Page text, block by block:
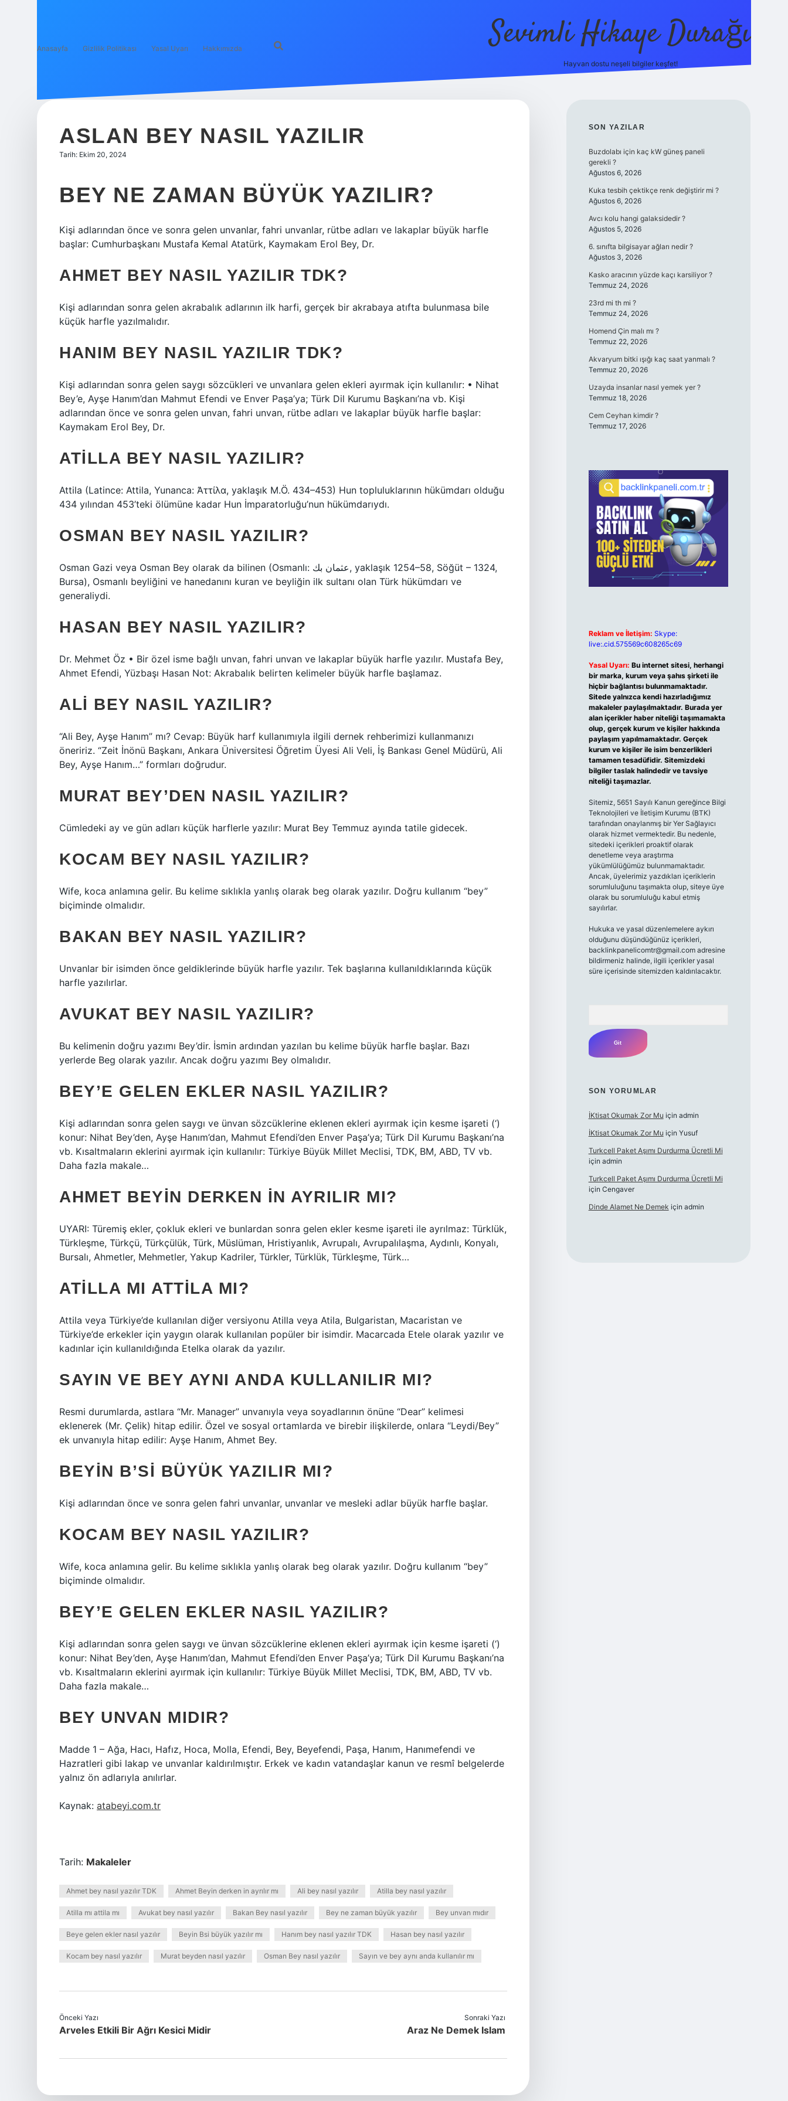
Anasayfa Gizlilik Politikası Yasal Uyarı Hakkımızda Sevimli Hikaye Durağı
Hayvan dostu neşeli bilgiler keşfet!
ASLAN BEY NASIL YAZILIR
Tarih: Ekim 20, 2024
BEY NE ZAMAN BÜYÜK YAZILIR?
Kişi adlarından önce ve sonra gelen unvanlar, fahri unvanlar, rütbe adları ve lakaplar büyük harfle
başlar: Cumhurbaşkanı Mustafa Kemal Atatürk, Kaymakam Erol Bey, Dr.
AHMET BEY NASIL YAZILIR TDK?
Kişi adlarından sonra gelen akrabalık adlarının ilk harfi, gerçek bir akrabaya atıfta bulunmasa bile
küçük harfle yazılmalıdır.
HANIM BEY NASIL YAZILIR TDK?
Kişi adlarından sonra gelen saygı sözcükleri ve unvanlara gelen ekleri ayırmak için kullanılır: • Nihat
Bey’e, Ayşe Hanım’dan Mahmut Efendi ve Enver Paşa’ya; Türk Dil Kurumu Başkanı’na vb. Kişi
adlarından önce ve sonra gelen unvan, fahri unvan, rütbe adları ve lakaplar büyük harfle başlar:
Kaymakam Erol Bey, Dr.
ATILLA BEY NASIL YAZILIR?
Attila (Latince: Attila, Yunanca: Ἀττίλα, yaklaşık M.Ö. 434–453) Hun topluluklarının hükümdarı olduğu
434 yılından 453’teki ölümüne kadar Hun İmparatorluğu’nun hükümdarıydı.
OSMAN BEY NASIL YAZILIR?
Osman Gazi veya Osman Bey olarak da bilinen (Osmanlı: عثمان بك, yaklaşık 1254–58, Söğüt – 1324,
Bursa), Osmanlı beyliğini ve hanedanını kuran ve beyliğin ilk sultanı olan Türk hükümdarı ve
generaliydi.
HASAN BEY NASIL YAZILIR?
Dr. Mehmet Öz • Bir özel isme bağlı unvan, fahri unvan ve lakaplar büyük harfle yazılır. Mustafa Bey,
Ahmet Efendi, Yüzbaşı Hasan Not: Akrabalık belirten kelimeler büyük harfle başlamaz.
ALI BEY NASIL YAZILIR?
“Ali Bey, Ayşe Hanım” mı? Cevap: Büyük harf kullanımıyla ilgili dernek rehberimizi kullanmanızı
öneririz. “Zeit İnönü Başkanı, Ankara Üniversitesi Öğretim Üyesi Ali Veli, İş Bankası Genel Müdürü, Ali
Bey, Ayşe Hanım…” formları doğrudur.
MURAT BEY’DEN NASIL YAZILIR?
Cümledeki ay ve gün adları küçük harflerle yazılır: Murat Bey Temmuz ayında tatile gidecek.
KOCAM BEY NASIL YAZILIR?
Wife, koca anlamına gelir. Bu kelime sıklıkla yanlış olarak beg olarak yazılır. Doğru kullanım “bey”
biçiminde olmalıdır.
BAKAN BEY NASIL YAZILIR?
Unvanlar bir isimden önce geldiklerinde büyük harfle yazılır. Tek başlarına kullanıldıklarında küçük
harfle yazılırlar.
AVUKAT BEY NASIL YAZILIR?
Bu kelimenin doğru yazımı Bey’dir. İsmin ardından yazılan bu kelime büyük harfle başlar. Bazı
yerlerde Beg olarak yazılır. Ancak doğru yazımı Bey olmalıdır.
BEY’E GELEN EKLER NASIL YAZILIR?
Kişi adlarından sonra gelen saygı ve ünvan sözcüklerine eklenen ekleri ayırmak için kesme işareti (‘)
konur: Nihat Bey’den, Ayşe Hanım’dan, Mahmut Efendi’den Enver Paşa’ya; Türk Dil Kurumu Başkanı’na
vb. Kısaltmaların eklerini ayırmak için kullanılır: Türkiye Büyük Millet Meclisi, TDK, BM, ABD, TV vb.
Daha fazla makale…
AHMET BEYIN DERKEN IN AYRILIR MI?
UYARI: Türemiş ekler, çokluk ekleri ve bunlardan sonra gelen ekler kesme işareti ile ayrılmaz: Türklük,
Türkleşme, Türkçü, Türkçülük, Türk, Müslüman, Hristiyanlık, Avrupalı, Avrupalılaşma, Aydınlı, Konyalı,
Bursalı, Ahmetler, Mehmetler, Yakup Kadriler, Türkler, Türklük, Türkleşme, Türk…
ATILLA MI ATTILA MI?
Attila veya Türkiye’de kullanılan diğer versiyonu Atilla veya Atila, Bulgaristan, Macaristan ve
Türkiye’de erkekler için yaygın olarak kullanılan popüler bir isimdir. Macarcada Etele olarak yazılır ve
kadınlar için kullanıldığında Etelka olarak da yazılır.
SAYIN VE BEY AYNI ANDA KULLANILIR MI?
Resmi durumlarda, astlara “Mr. Manager” unvanıyla veya soyadlarının önüne “Dear” kelimesi
eklenerek (Mr. Çelik) hitap edilir. Özel ve sosyal ortamlarda ve birebir ilişkilerde, onlara “Leydi/Bey”
ek unvanıyla hitap edilir: Ayşe Hanım, Ahmet Bey.
BEYIN B’SI BÜYÜK YAZILIR MI?
Kişi adlarından önce ve sonra gelen fahri unvanlar, unvanlar ve mesleki adlar büyük harfle başlar.
KOCAM BEY NASIL YAZILIR?
Wife, koca anlamına gelir. Bu kelime sıklıkla yanlış olarak beg olarak yazılır. Doğru kullanım “bey”
biçiminde olmalıdır.
BEY’E GELEN EKLER NASIL YAZILIR?
Kişi adlarından sonra gelen saygı ve ünvan sözcüklerine eklenen ekleri ayırmak için kesme işareti (‘)
konur: Nihat Bey’den, Ayşe Hanım’dan, Mahmut Efendi’den Enver Paşa’ya; Türk Dil Kurumu Başkanı’na
vb. Kısaltmaların eklerini ayırmak için kullanılır: Türkiye Büyük Millet Meclisi, TDK, BM, ABD, TV vb.
Daha fazla makale…
BEY UNVAN MIDIR?
Madde 1 – Ağa, Hacı, Hafız, Hoca, Molla, Efendi, Bey, Beyefendi, Paşa, Hanım, Hanımefendi ve
Hazratleri gibi lakap ve unvanlar kaldırılmıştır. Erkek ve kadın vatandaşlar kanun ve resmî belgelerde
yalnız ön adlarıyla anılırlar.
Kaynak: atabeyi.com.tr
Tarih: Makaleler
Ahmet bey nasıl yazılır TDK Ahmet Beyin derken in ayrılır mı Ali bey nasıl yazılır Atilla bey nasıl yazılır
Atilla mı attila mı Avukat bey nasıl yazılır Bakan Bey nasıl yazılır Bey ne zaman büyük yazılır Bey unvan mıdır
Beye gelen ekler nasıl yazılır Beyin Bsi büyük yazılır mı Hanım bey nasıl yazılır TDK Hasan bey nasıl yazılır
Kocam bey nasıl yazılır Murat beyden nasıl yazılır Osman Bey nasıl yazılır Sayın ve bey aynı anda kullanılır mı
Önceki Yazı
Arveles Etkili Bir Ağrı Kesici Midir
Sonraki Yazı
Araz Ne Demek Islam
SIDEBAR
SON YAZILAR
Buzdolabı için kaç kW güneş paneli
gerekli ?
Ağustos 6, 2026
Kuka tesbih çektikçe renk değiştirir mi ?
Ağustos 6, 2026
Avcı kolu hangi galaksidedir ?
Ağustos 5, 2026
6. sınıfta bilgisayar ağları nedir ?
Ağustos 3, 2026
Kasko aracının yüzde kaçı karsiliyor ?
Temmuz 24, 2026
23rd mi th mi ?
Temmuz 24, 2026
Homend Çin malı mı ?
Temmuz 22, 2026
Akvaryum bitki ışığı kaç saat yanmalı ?
Temmuz 20, 2026
Uzayda insanlar nasıl yemek yer ?
Temmuz 18, 2026
Cem Ceyhan kimdir ?
Temmuz 17, 2026
Reklam ve İletişim: Skype:
live:.cid.575569c608265c69
Yasal Uyarı: Bu internet sitesi, herhangi
bir marka, kurum veya şahıs şirketi ile
hiçbir bağlantısı bulunmamaktadır.
Sitede yalnızca kendi hazırladığımız
makaleler paylaşılmaktadır. Burada yer
alan içerikler haber niteliği taşımamakta
olup, gerçek kurum ve kişiler hakkında
paylaşım yapılmamaktadır. Gerçek
kurum ve kişiler ile isim benzerlikleri
tamamen tesadüfidir. Sitemizdeki
bilgiler taslak halindedir ve tavsiye
niteliği taşımazlar.
Sitemiz, 5651 Sayılı Kanun gereğince Bilgi
Teknolojileri ve İletişim Kurumu (BTK)
tarafından onaylanmış bir Yer Sağlayıcı
olarak hizmet vermektedir. Bu nedenle,
sitedeki içerikleri proaktif olarak
denetleme veya araştırma
yükümlülüğümüz bulunmamaktadır.
Ancak, üyelerimiz yazdıkları içeriklerin
sorumluluğunu taşımakta olup, siteye üye
olarak bu sorumluluğu kabul etmiş
sayılırlar.
Hukuka ve yasal düzenlemelere aykırı
olduğunu düşündüğünüz içerikleri,
backlinkpanelicomtr@gmail.comadresine
bildirmeniz halinde, ilgili içerikler yasal
süre içerisinde sitemizden kaldırılacaktır.
SON YORUMLAR
İKtisat Okumak Zor Mu için admin
İKtisat Okumak Zor Mu için Yusuf
Turkcell Paket Aşımı Durdurma Ücretli Mi
için admin
Turkcell Paket Aşımı Durdurma Ücretli Mi
için Cengaver
Dinde Alamet Ne Demek için admin